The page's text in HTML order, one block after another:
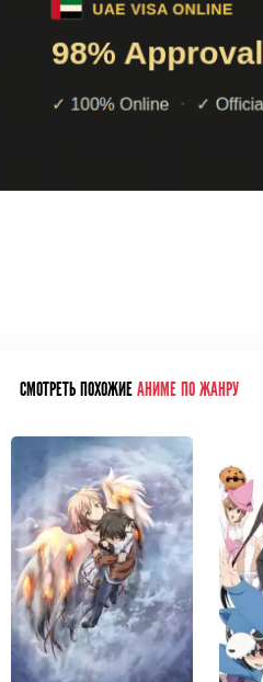
СМОТРЕТЬ ПОХОЖИЕАНИМЕ ПО ЖАНРУ